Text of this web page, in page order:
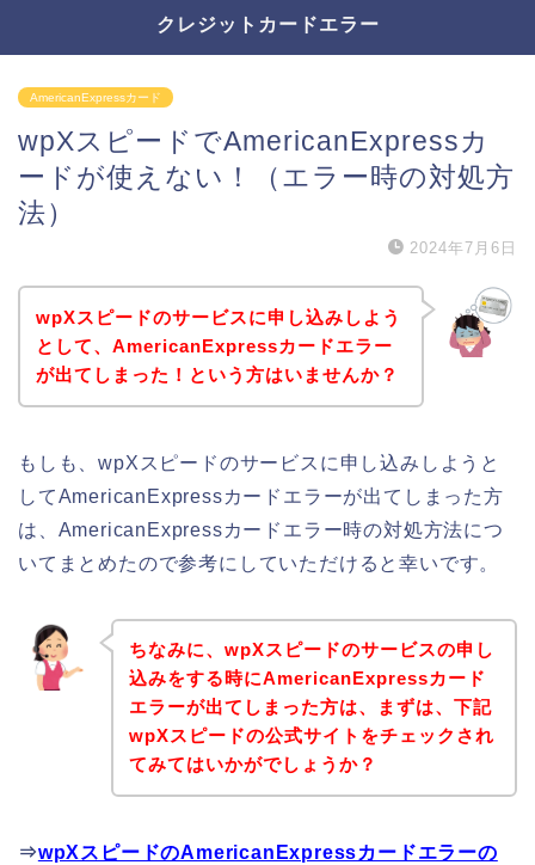
クレジットカードエラー
AmericanExpressカード
wpXスピードでAmericanExpressカ
ードが使えない！（エラー時の対処方
法）
2024年7月6日
wpXスピードのサービスに申し込みしよう
として、AmericanExpressカードエラー
が出てしまった！という方はいませんか？
もしも、wpXスピードのサービスに申し込みしようと
してAmericanExpressカードエラーが出てしまった方
は、AmericanExpressカードエラー時の対処方法につ
いてまとめたので参考にしていただけると幸いです。
ちなみに、wpXスピードのサービスの申し
込みをする時にAmericanExpressカード
エラーが出てしまった方は、まずは、下記
wpXスピードの公式サイトをチェックされ
てみてはいかがでしょうか？
⇒wpXスピードのAmericanExpressカードエラーの